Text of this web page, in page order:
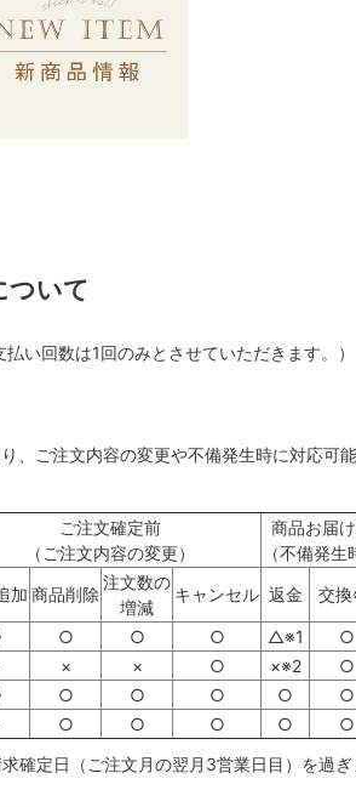
ついて
払い回数は1回のみとさせていただきます。）
、ご注文内容の変更や不備発生時に対応可
ご注文確定前
（ご注文内容の変更）
商品お届
（不備発生
加 商品削除
注文数の
増減
キャンセル 返金 交
○ ○ ○ △※1
○
× × ○ ×※2
○
○ ○ ○ ○
○
○ ○ ○ ○
○
確定日（ご注文月の翌月3営業日目）を過